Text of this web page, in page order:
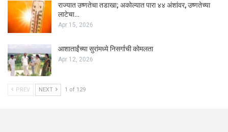
राज्यात उष्णतेचा तडाखा; अकोल्यात पारा ४४ अंशांवर, उष्णतेच्या
लाटेचा…
Apr 15, 2026
आशाताईंच्या सुरांमध्ये निसर्गाची कोमलता
Apr 12, 2026
PREV NEXT 1 of 129